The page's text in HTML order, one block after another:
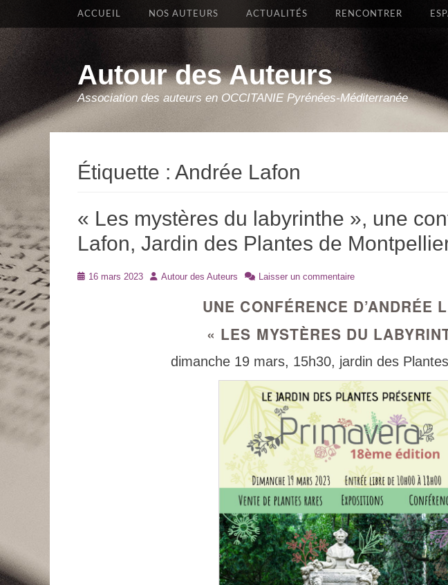
Autour des Auteurs
Association des auteurs en OCCITANIE Pyrénées-Méditerranée
Premier Menu
Aller
ACCUEIL NOS AUTEURS ACTUALITÉS RENCONTRER
Étiquette : Andrée Lafon
« Les mystères du labyrinthe », une
Lafon, Jardin des Plantes de
Posté16 mars 2023 Auteur
Autour des Auteurs Laisser un commentaire
UNE CONFÉRENCE D’ANDRÉE
« LES MYSTÈRES DU
dimanche 19 mars, 15h30, jardin des